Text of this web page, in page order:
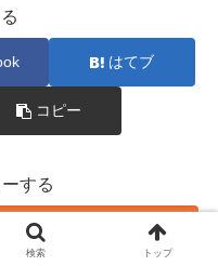
はてブ
コピー
する
検索 トップ